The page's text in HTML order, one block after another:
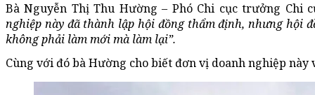
Bà Nguyễn Thị Thu Hường – Phó Chi cục trưởng Chi
nghiệp này đã thành lập hội đồng thẩm định, nhưng hội
không phải làm mới mà làm lại”.
Cùng với đó bà Hường cho biết đơn vị doanh nghiệp này